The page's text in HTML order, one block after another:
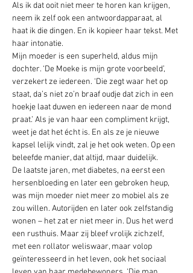
Als ik dat ooit niet meer te horen kan krijgen,
neem ik zelf ook een antwoordapparaat, al
haat ik die dingen. En ik kopieer haar tekst. Met
haar intonatie.
Mijn moeder is een superheld, aldus mijn
dochter. ‘De Moeke is mijn grote voorbeeld’,
verzekert ze iedereen. ‘Die zegt waar het op
staat, da’s niet zo’n braaf oudje dat zich in een
hoekje laat duwen en iedereen naar de mond
praat.’ Als je van haar een compliment krijgt,
weet je dat het écht is. En als ze je nieuwe
kapsel lelijk vindt, zal je het ook weten. Op een
beleefde manier, dat altijd, maar duidelijk.
De laatste jaren, met diabetes, na eerst een
hersenbloeding en later een gebroken heup,
was mijn moeder niet meer zo mobiel als ze
zou willen. Autorijden en later ook zelfstandig
wonen – het zat er niet meer in. Dus het werd
een rusthuis. Maar zij bleef vrolijk zichzelf,
met een rollator weliswaar, maar volop
geïnteresseerd in het leven, ook het sociaal